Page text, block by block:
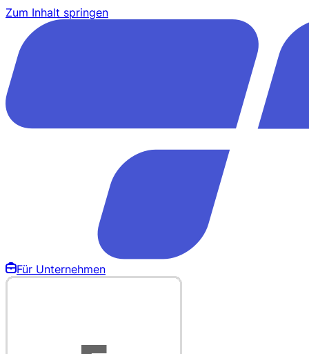
Zum Inhalt springen
Für Unternehmen